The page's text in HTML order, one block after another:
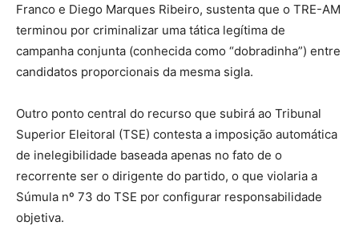
Franco e Diego Marques Ribeiro, sustenta que o TRE-AM
terminou por criminalizar uma tática legítima de
campanha conjunta (conhecida como “dobradinha”) entre
candidatos proporcionais da mesma sigla.
Outro ponto central do recurso que subirá ao Tribunal
Superior Eleitoral (TSE) contesta a imposição automática
de inelegibilidade baseada apenas no fato de o
recorrente ser o dirigente do partido, o que violaria a
Súmula nº 73 do TSE por configurar responsabilidade
objetiva.